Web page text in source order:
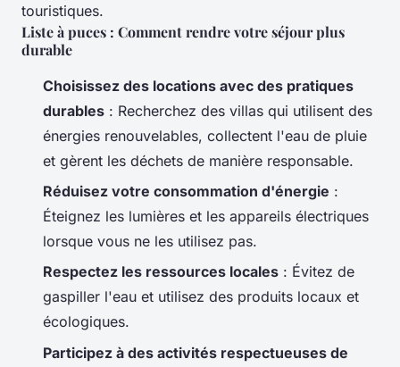
touristiques.
Liste à puces : Comment rendre votre séjour plus
durable
Choisissez des locations avec des pratiques
durables : Recherchez des villas qui utilisent des
énergies renouvelables, collectent l'eau de pluie
et gèrent les déchets de manière responsable.
Réduisez votre consommation d'énergie :
Éteignez les lumières et les appareils électriques
lorsque vous ne les utilisez pas.
Respectez les ressources locales : Évitez de
gaspiller l'eau et utilisez des produits locaux et
écologiques.
Participez à des activités respectueuses de